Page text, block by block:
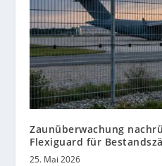
Zaunüberwachung
Flexiguard für
25. Mai 2026